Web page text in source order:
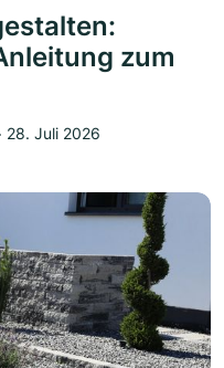
zum
‧ 28. Juli 2026